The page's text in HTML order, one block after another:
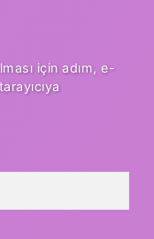
için adım, e-